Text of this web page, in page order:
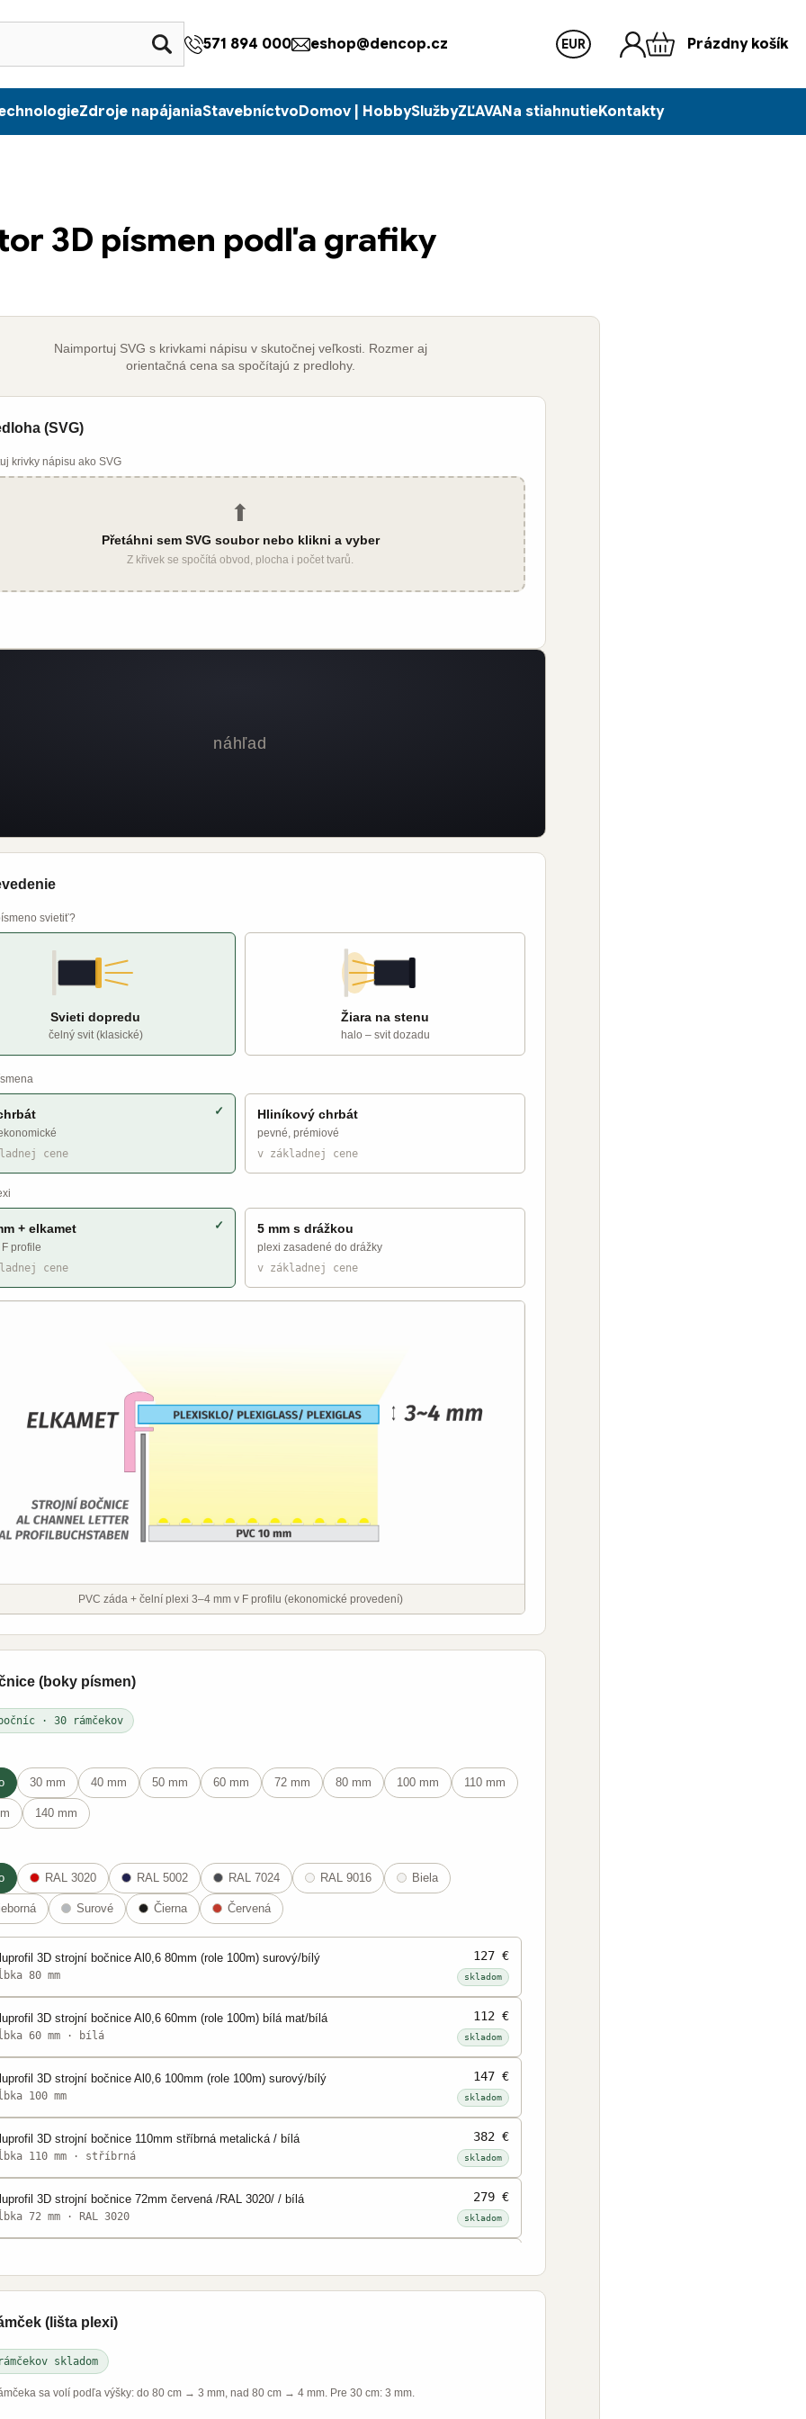
571 894 000 eshop@dencop.cz EUR Prázdny košík
Zdroje napájaniaStavebníctvoDomov | HobbySlužbyZĽAVANa stiahnutieKontakty
3D písmen podľa grafiky
Naimportuj SVG s krivkami nápisu v skutočnej veľkosti. Rozmer aj
orientačná cena sa spočítajú z predlohy.
(SVG)
krivky nápisu ako SVG
⬆
Přetáhni sem SVG soubor nebo klikni a vyber
Z křivek se spočítá obvod, plocha i počet tvarů.
náhľad
svietiť?
Svieti dopredu
čelný svit (klasické)
Žiara na stenu
halo – svit dozadu
cene
Hliníkový chrbát
pevné, prémiové
v základnej cene
+ elkamet
profile
cene
5 mm s drážkou
plexi zasadené do drážky
v základnej cene
PVC záda + čelní plexi 3–4 mm v F profilu (ekonomické provedení)
(boky písmen)
· 30 rámčekov
30 mm 40 mm 50 mm 60 mm 72 mm 80 mm 100 mm 110 mm
140 mm
RAL 3020 RAL 5002 RAL 7024 RAL 9016 Biela
Surové Čierna Červená
3D strojní bočnice Al0,6 80mm (role 100m) surový/bílý
80 mm
127 €
skladom
3D strojní bočnice Al0,6 60mm (role 100m) bílá mat/bílá
60 mm · bílá
112 €
skladom
3D strojní bočnice Al0,6 100mm (role 100m) surový/bílý
100 mm
147 €
skladom
3D strojní bočnice 110mm stříbrná metalická / bílá
110 mm · stříbrná
382 €
skladom
3D strojní bočnice 72mm červená /RAL 3020/ / bílá
72 mm · RAL 3020
279 €
skladom
72 mm · RAL 9016 skladom
3D strojní bočnice 72mm stříbrná metalická / bílá
110 mm · RAL 3020
(lišta plexi)
skladom
sa volí podľa výšky: do 80 cm → 3 mm, nad 80 cm → 4 mm. Pre 30 cm: 3 mm.